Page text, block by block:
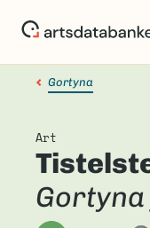
Gortyna
Art